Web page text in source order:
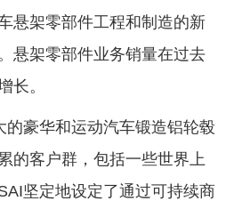
悬架零部件工程和制造的新
悬架零部件业务销量在过去
长。
的豪华和运动汽车锻造铝轮毂
的客户群，包括一些世界上
坚定地设定了通过可持续商